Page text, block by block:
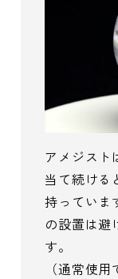
アメジスト
当て続ける
持っていま
の設置は避
す。
（通常使